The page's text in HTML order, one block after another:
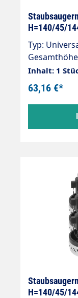
H=140/45/
Typ:
Hz. Kabel
Inhalt: 1
63,16 €*
H=140/45/